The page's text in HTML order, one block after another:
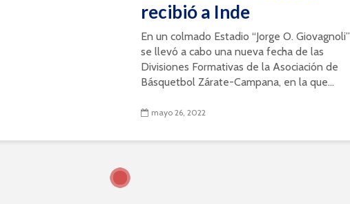
recibió a Inde
En un colmado Estadio “Jorge O. Giovagnoli”
se llevó a cabo una nueva fecha de las
Divisiones Formativas de la Asociación de
Básquetbol Zárate-Campana, en la que...
mayo 26, 2022